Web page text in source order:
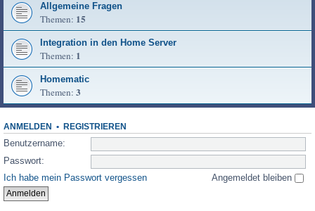
Allgemeine Fragen
Themen: 15
Integration in den Home Server
Themen: 1
Homematic
Themen: 3
ANMELDEN • REGISTRIEREN
Benutzername:
Passwort:
Ich habe mein Passwort vergessen
Angemeldet bleiben